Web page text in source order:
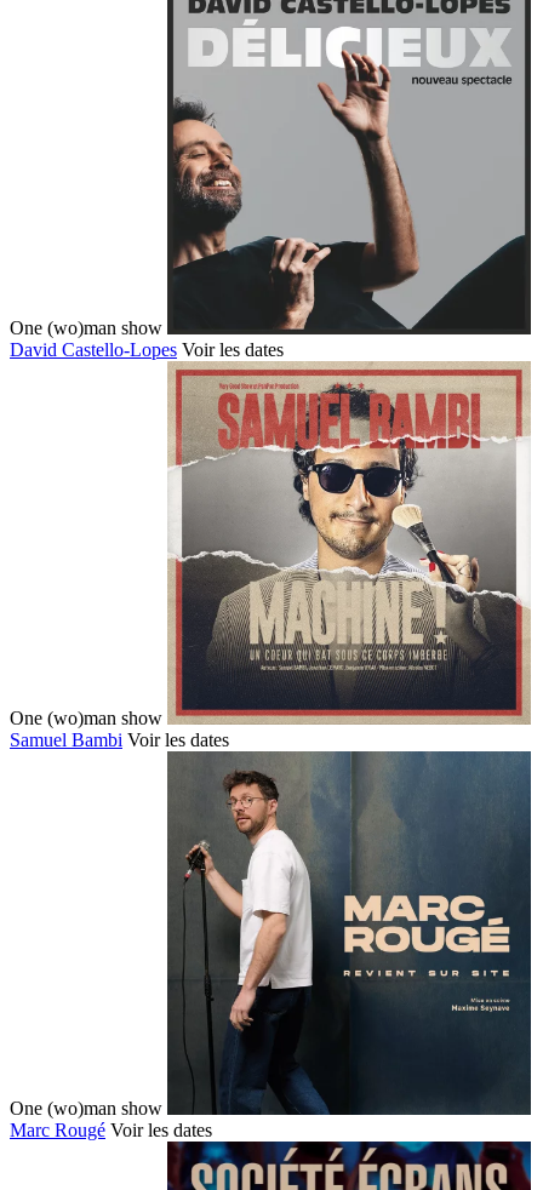
One (wo)man show
David Castello-Lopes Voir les dates
One (wo)man show
Samuel Bambi Voir les dates
One (wo)man show
Marc Rougé Voir les dates